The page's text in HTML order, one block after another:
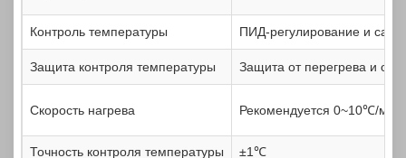
Контроль температуры ПИД-регулирование и
Защита контроля температуры Защита от перегрева и
Скорость нагрева Рекомендуется 0~10℃/мин
Точность контроля температуры ±1℃